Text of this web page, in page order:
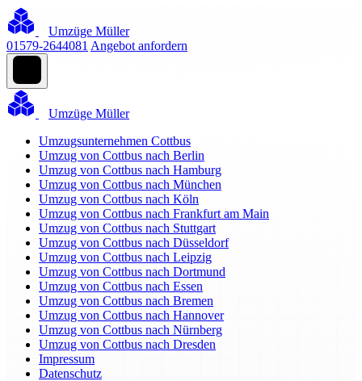
Umzüge Müller
01579-2644081 Angebot anfordern
Umzüge Müller
Umzugsunternehmen Cottbus
Umzug von Cottbus nach Berlin
Umzug von Cottbus nach Hamburg
Umzug von Cottbus nach München
Umzug von Cottbus nach Köln
Umzug von Cottbus nach Frankfurt am Main
Umzug von Cottbus nach Stuttgart
Umzug von Cottbus nach Düsseldorf
Umzug von Cottbus nach Leipzig
Umzug von Cottbus nach Dortmund
Umzug von Cottbus nach Essen
Umzug von Cottbus nach Bremen
Umzug von Cottbus nach Hannover
Umzug von Cottbus nach Nürnberg
Umzug von Cottbus nach Dresden
Impressum
Datenschutz